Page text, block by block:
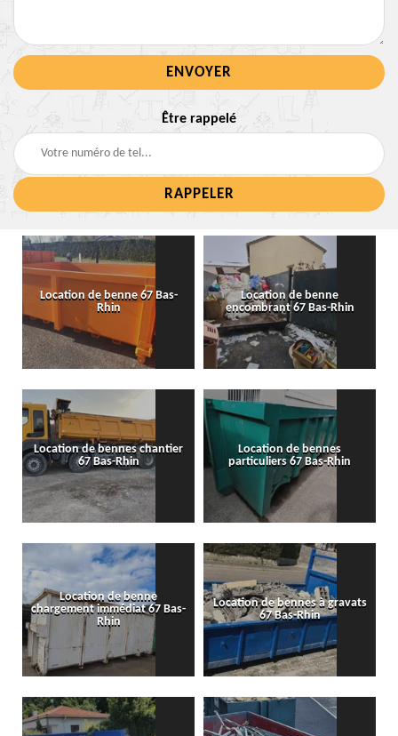
Être rappelé
Location de benne 67 Bas-
Rhin
Location de benne
encombrant 67 Bas-Rhin
Location de bennes chantier
67 Bas-Rhin
Location de bennes
particuliers 67 Bas-Rhin
Location de benne
chargement immédiat 67 Bas-
Rhin
Location de bennes à gravats
67 Bas-Rhin